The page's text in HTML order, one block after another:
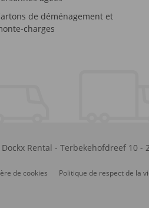
de déménagement et
charges
Dockx Rental - Terbekehofdreef 10-
de cookies Politique de respect de la